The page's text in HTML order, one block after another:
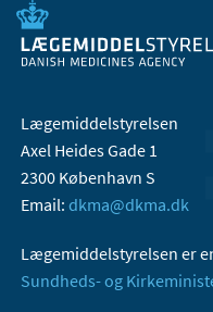
Lægemiddelstyrelsen
Axel Heides Gade 1
2300 København S
Email: dkma@dkma.dk
Lægemiddelstyrelsen er
Sundheds- og